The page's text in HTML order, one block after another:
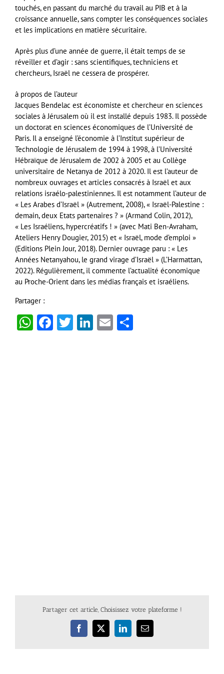
touchés, en passant du marché du travail au PIB et à la
croissance annuelle, sans compter les conséquences sociales
et les implications en matière sécuritaire.
Après plus d’une année de guerre, il était temps de se
réveiller et d’agir : sans scientifiques, techniciens et
chercheurs, Israël ne cessera de prospérer.
à propos de l’auteur
Jacques Bendelac est économiste et chercheur en sciences
sociales à Jérusalem où il est installé depuis 1983. Il possède
un doctorat en sciences économiques de l’Université de
Paris. Il a enseigné l’économie à l’Institut supérieur de
Technologie de Jérusalem de 1994 à 1998, à l’Université
Hébraïque de Jérusalem de 2002 à 2005 et au Collège
universitaire de Netanya de 2012 à 2020. Il est l’auteur de
nombreux ouvrages et articles consacrés à Israël et aux
relations israélo-palestiniennes. Il est notamment l’auteur de
« Les Arabes d’Israël » (Autrement, 2008), « Israël-Palestine :
demain, deux Etats partenaires ? » (Armand Colin, 2012),
« Les Israéliens, hypercréatifs ! » (avec Mati Ben-Avraham,
Ateliers Henry Dougier, 2015) et « Israël, mode d’emploi »
(Editions Plein Jour, 2018). Dernier ouvrage paru : « Les
Années Netanyahou, le grand virage d’Israël » (L’Harmattan,
2022). Régulièrement, il commente l’actualité économique
au Proche-Orient dans les médias français et israéliens.
Partager :
WhatsApp
Facebook
Twitter
LinkedIn
Email
Partager cet article, Choisissez votre plateforme !
Facebook
X LinkedInEmail